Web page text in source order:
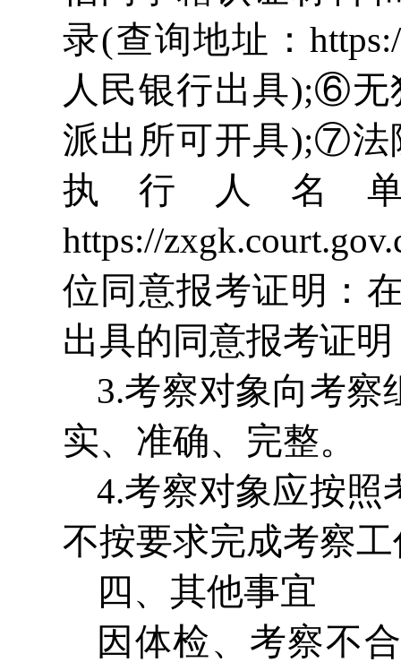
录(查询地址：
人民银行出具);⑥无
派出所可开具);⑦法
执行人名
https://
位同意报考证明：
出具的同意报考证
3.考察对象向考察
实、准确、完整。
4.考察对象应按照
不按要求完成考察
四、其他事宜
因体检、考察不